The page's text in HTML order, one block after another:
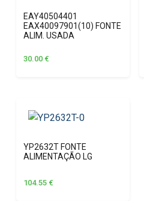
EAY40504401
EAX40097901(10) FONTE
ALIM. USADA
30.00 €
YP2632T FONTE
ALIMENTAÇÃO LG
104.55 €